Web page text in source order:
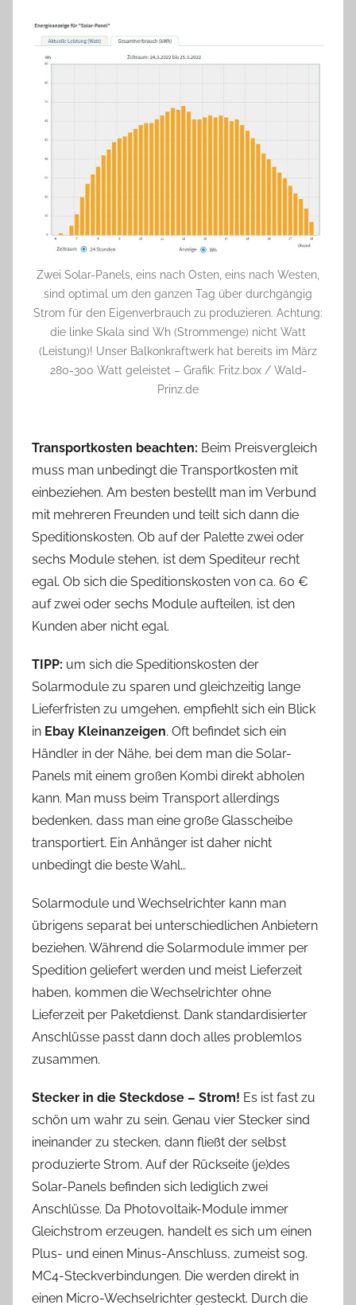
Zwei Solar-Panels, eins nach Osten, eins nach Westen,
sind optimal um den ganzen Tag über durchgängig
Strom für den Eigenverbrauch zu produzieren. Achtung:
die linke Skala sind Wh (Strommenge) nicht Watt
(Leistung)! Unser Balkonkraftwerk hat bereits im März
280-300 Watt geleistet – Grafik: Fritz.box / Wald-
Prinz.de
Transportkosten beachten: Beim Preisvergleich
muss man unbedingt die Transportkosten mit
einbeziehen. Am besten bestellt man im Verbund
mit mehreren Freunden und teilt sich dann die
Speditionskosten. Ob auf der Palette zwei oder
sechs Module stehen, ist dem Spediteur recht
egal. Ob sich die Speditionskosten von ca. 60 €
auf zwei oder sechs Module aufteilen, ist den
Kunden aber nicht egal.
TIPP: um sich die Speditionskosten der
Solarmodule zu sparen und gleichzeitig lange
Lieferfristen zu umgehen, empfiehlt sich ein Blick
in Ebay Kleinanzeigen. Oft befindet sich ein
Händler in der Nähe, bei dem man die Solar-
Panels mit einem großen Kombi direkt abholen
kann. Man muss beim Transport allerdings
bedenken, dass man eine große Glasscheibe
transportiert. Ein Anhänger ist daher nicht
unbedingt die beste Wahl…
Solarmodule und Wechselrichter kann man
übrigens separat bei unterschiedlichen Anbietern
beziehen. Während die Solarmodule immer per
Spedition geliefert werden und meist Lieferzeit
haben, kommen die Wechselrichter ohne
Lieferzeit per Paketdienst. Dank standardisierter
Anschlüsse passt dann doch alles problemlos
zusammen.
Stecker in die Steckdose – Strom! Es ist fast zu
schön um wahr zu sein. Genau vier Stecker sind
ineinander zu stecken, dann fließt der selbst
produzierte Strom. Auf der Rückseite (je)des
Solar-Panels befinden sich lediglich zwei
Anschlüsse. Da Photovoltaik-Module immer
Gleichstrom erzeugen, handelt es sich um einen
Plus- und einen Minus-Anschluss, zumeist sog.
MC4-Steckverbindungen. Die werden direkt in
einen Micro-Wechselrichter gesteckt. Durch die